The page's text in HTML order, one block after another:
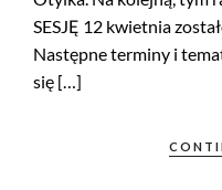
SESJĘ 12 kwietnia
Następne terminy i
się […]